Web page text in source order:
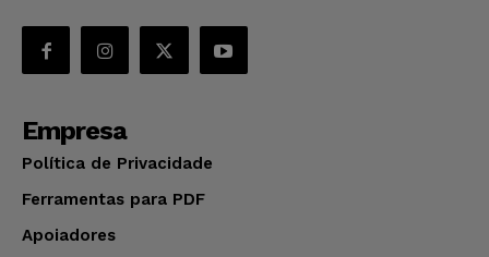
Empresa
Política de Privacidade
Ferramentas para PDF
Apoiadores